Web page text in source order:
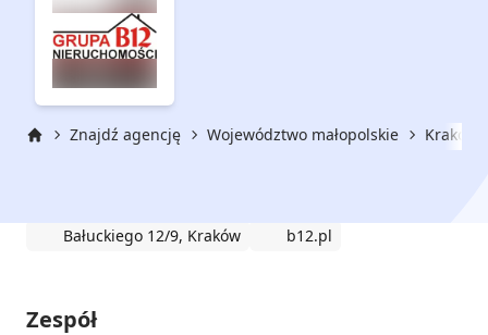
Znajdź agencję Województwo małopolskie Kraków
Bałuckiego 12/9, Kraków b12.pl
Zespół